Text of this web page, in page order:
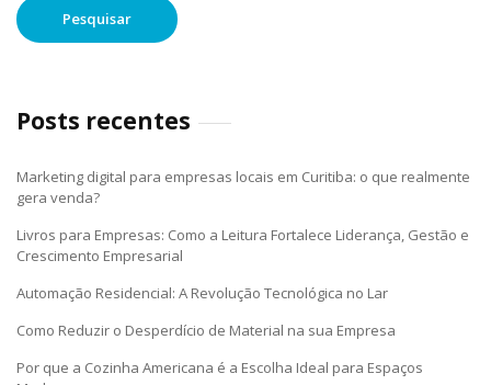
Posts recentes
Marketing digital para empresas locais em Curitiba: o que realmente
gera venda?
Livros para Empresas: Como a Leitura Fortalece Liderança, Gestão e
Crescimento Empresarial
Automação Residencial: A Revolução Tecnológica no Lar
Como Reduzir o Desperdício de Material na sua Empresa
Por que a Cozinha Americana é a Escolha Ideal para Espaços